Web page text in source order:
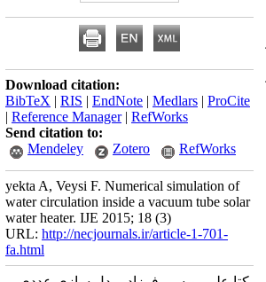
Download citation:
BibTeX | RIS | EndNote | Medlars | ProCite
| Reference Manager| RefWorks
Send citation to:
Mendeley
Zotero RefWorks
yekta A, Veysi F. Numerical simulation of
water circulation inside a vacuum tube solar
water heater. IJE 2015; 18 (3)
URL: http://necjournals.ir/article-1-701-
fa.html